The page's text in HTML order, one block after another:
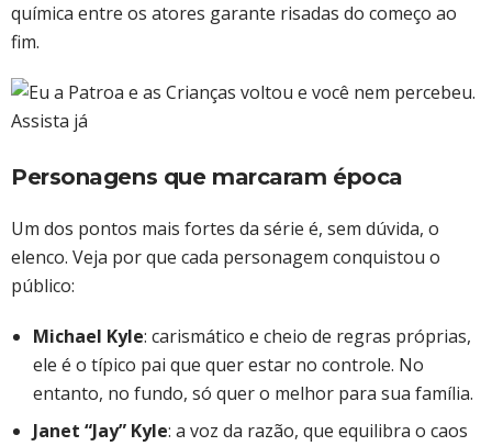
química entre os atores garante risadas do começo ao
fim.
Personagens que marcaram época
Um dos pontos mais fortes da série é, sem dúvida, o
elenco. Veja por que cada personagem conquistou o
público:
Michael Kyle: carismático e cheio de regras próprias,
ele é o típico pai que quer estar no controle. No
entanto, no fundo, só quer o melhor para sua família.
Janet “Jay” Kyle: a voz da razão, que equilibra o caos